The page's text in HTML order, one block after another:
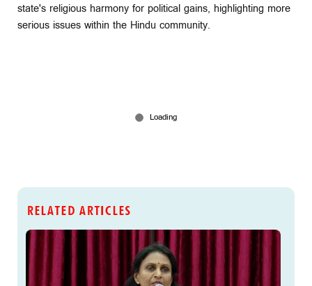
state's religious harmony for political gains, highlighting more
serious issues within the Hindu community.
RELATED ARTICLES